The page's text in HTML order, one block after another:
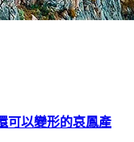
可以變形的哀鳳產